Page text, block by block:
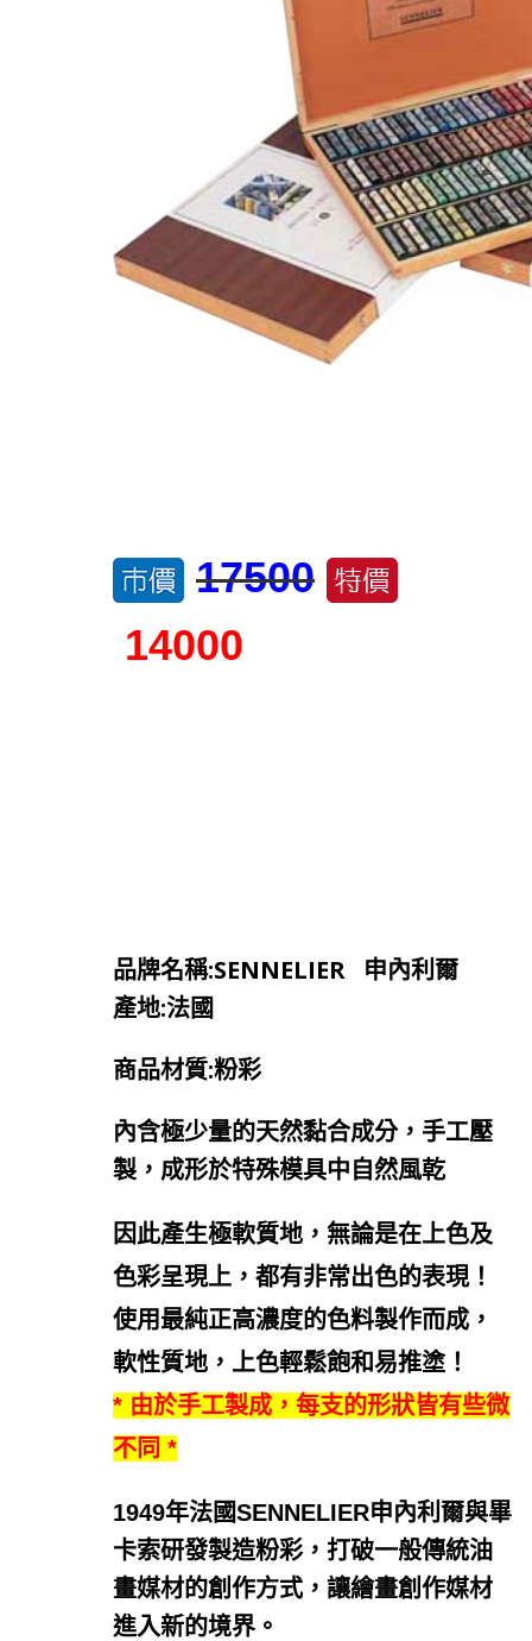
17500
14000
品牌名稱:SENNELIER 申內利爾
產地:法國
商品材質:粉彩
內含極少量的天然黏合成分，手工壓
製，成形於特殊模具中自然風乾
因此產生極軟質地，無論是在上色及
色彩呈現上，都有非常出色的表現！
使用最純正高濃度的色料製作而成，
軟性質地，上色輕鬆飽和易推塗！
* 由於手工製成，每支的形狀皆有些微
不同 *
1949年法國SENNELIER申內利爾與畢
卡索研發製造粉彩，打破一般傳統油
畫媒材的創作方式，讓繪畫創作媒材
進入新的境界。